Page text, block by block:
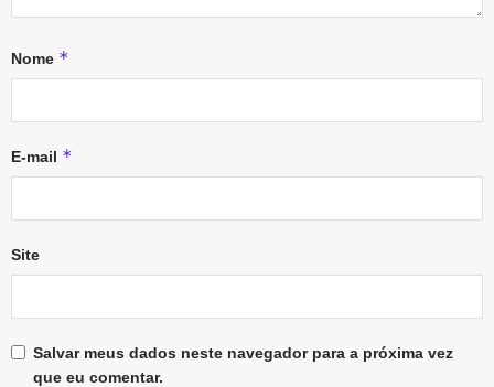
Nome *
E-mail *
Site
Salvar meus dados neste navegador para a próxima vez
que eu comentar.